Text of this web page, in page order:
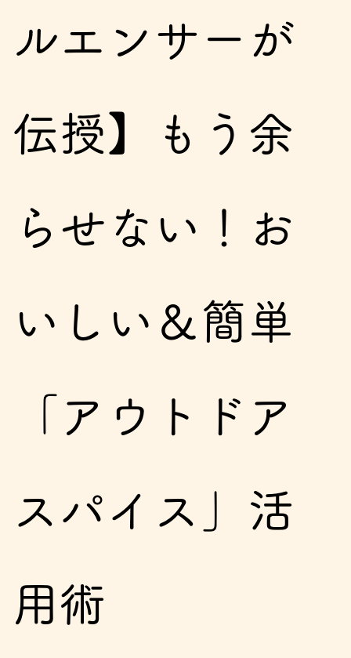
ルエンサーが
伝授】もう余
らせない！お
いしい＆簡単
「アウトドア
スパイス」活
用術